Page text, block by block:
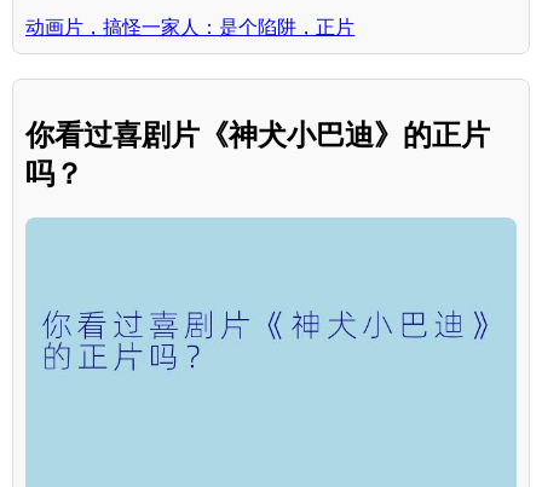
动画片，搞怪一家人：是个陷阱，正片
你看过喜剧片《神犬小巴迪》的正片
吗？